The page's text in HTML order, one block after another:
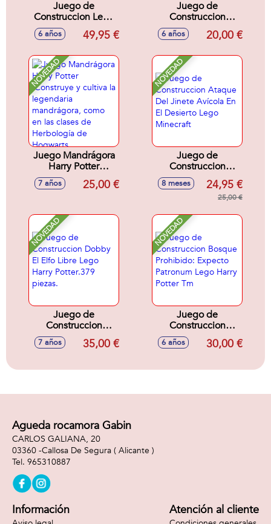
Juego de
Construccion Lego
Star Wars Busto de
Darth Vader
6 años 49,95 €
Juego de
Construccion
Hagrid Y Harry:
Huida De Privet
Potter. 124 piezas.
6 años 20,00 €
NOVEDAD
Juego Mandrágora
Harry Potter
.Construye y cultiva
la legendaria
Herbología de
Hogwarts..
7 años 25,00 €
NOVEDAD
Juego de
Construccion
Ataque Del Jinete
Avícola En El
Desierto Lego
8 meses 24,95 €
25,00 €
NOVEDAD
Juego de
Construccion
Dobby El Elfo Libre
Lego Harry
7 años 35,00 €
NOVEDAD
Juego de
Construccion
Bosque Prohibido:
Expecto Patronum
Tm
6 años 30,00 €
Agueda rocamora Gabin
CARLOS GALIANA, 20
03360 -Callosa De Segura ( Alicante )
965310887
Información Atención al cliente